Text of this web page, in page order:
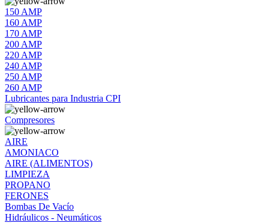
150 AMP
160 AMP
170 AMP
200 AMP
220 AMP
240 AMP
250 AMP
260 AMP
Lubricantes para Industria CPI
Compresores
AIRE
AMONIACO
AIRE (ALIMENTOS)
LIMPIEZA
PROPANO
FERONES
Bombas De Vacío
Hidráulicos - Neumáticos